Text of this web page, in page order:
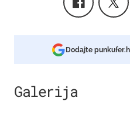
Dodajte
Galerija